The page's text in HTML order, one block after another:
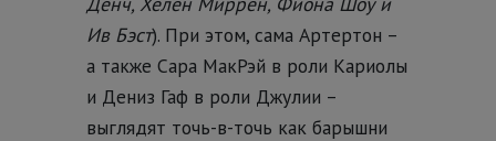
Ив Бэст). При этом, сама Артертон –
а также Сара МакРэй в роли Кариолы
и Дениз Гаф в роли Джулии –
выглядят точь-в-точь как барышни